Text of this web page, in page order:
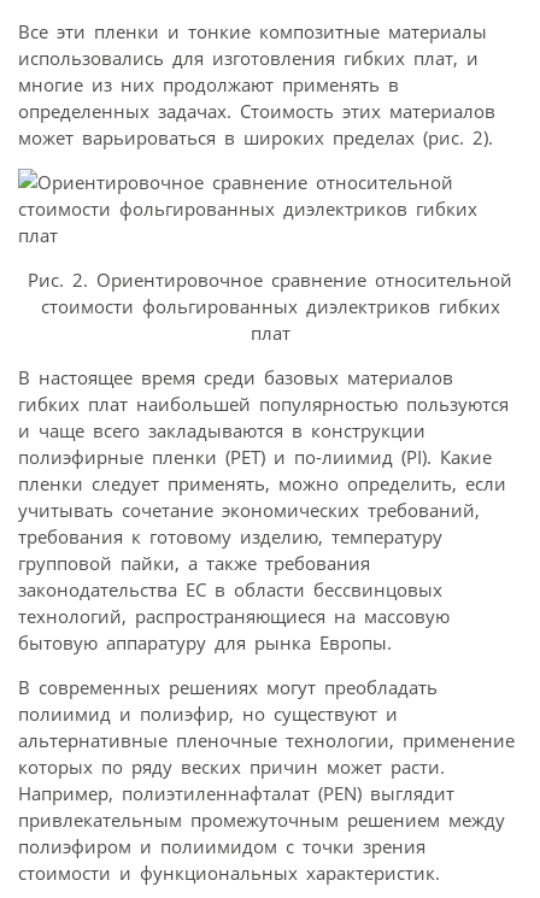
Все эти пленки и тонкие композитные материалы
использовались для изготовления гибких плат, и
многие из них продолжают применять в
определенных задачах. Стоимость этих материалов
может варьироваться в широких пределах (рис. 2).
Рис. 2. Ориентировочное сравнение относительной
стоимости фольгированных диэлектриков гибких
плат
В настоящее время среди базовых материалов
гибких плат наибольшей популярностью пользуются
и чаще всего закладываются в конструкции
полиэфирные пленки (PET) и по-лиимид (PI). Какие
пленки следует применять, можно определить, если
учитывать сочетание экономических требований,
требования к готовому изделию, температуру
групповой пайки, а также требования
законодательства ЕС в области бессвинцовых
технологий, распространяющиеся на массовую
бытовую аппаратуру для рынка Европы.
В современных решениях могут преобладать
полиимид и полиэфир, но существуют и
альтернативные пленочные технологии, применение
которых по ряду веских причин может расти.
Например, полиэтиленнафталат (PEN) выглядит
привлекательным промежуточным решением между
полиэфиром и полиимидом с точки зрения
стоимости и функциональных характеристик.